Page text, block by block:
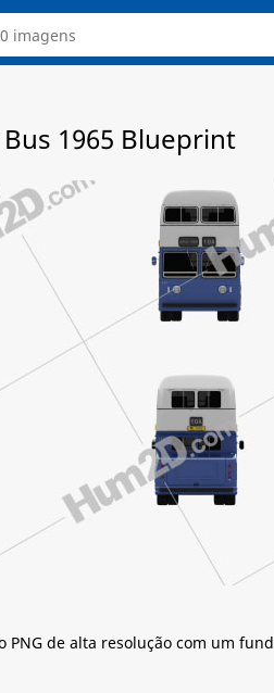
1965 Blueprint
de alta resolução com um